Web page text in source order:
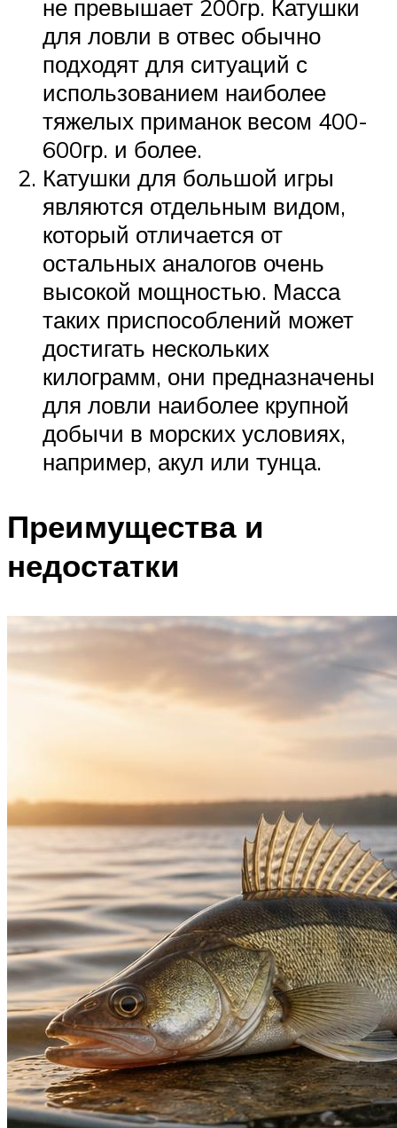
не превышает 200гр. Катушки
для ловли в отвес обычно
подходят для ситуаций с
использованием наиболее
тяжелых приманок весом 400-
600гр. и более.
Катушки для большой игры
являются отдельным видом,
который отличается от
остальных аналогов очень
высокой мощностью. Масса
таких приспособлений может
достигать нескольких
килограмм, они предназначены
для ловли наиболее крупной
добычи в морских условиях,
например, акул или тунца.
Преимущества и
недостатки